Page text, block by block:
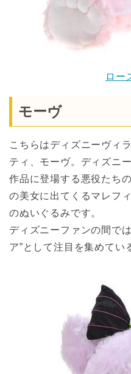
ロー
モーヴ
こちらはディズニーヴィ
ティ、モーヴ。ディズニ
作品に登場する悪役たち
の美女に出てくるマレフ
のぬいぐるみです。
ディズニーファンの間で
ア”として注目を集めてい